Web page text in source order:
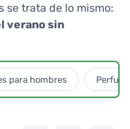
se trata de lo mismo:
verano sin
para hombres